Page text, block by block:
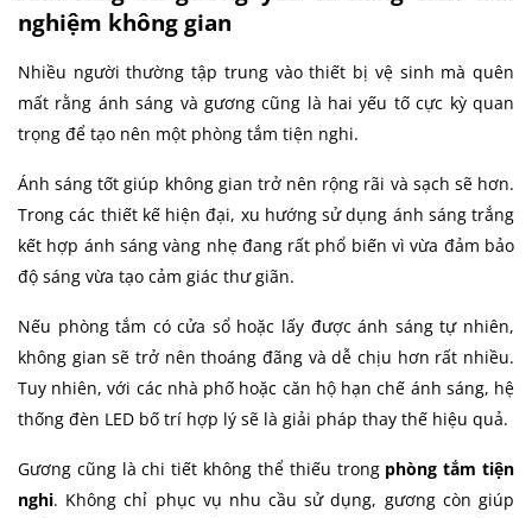
nghiệm không gian
Nhiều người thường tập trung vào thiết bị vệ sinh mà quên
mất rằng ánh sáng và gương cũng là hai yếu tố cực kỳ quan
trọng để tạo nên một phòng tắm tiện nghi.
Ánh sáng tốt giúp không gian trở nên rộng rãi và sạch sẽ hơn.
Trong các thiết kế hiện đại, xu hướng sử dụng ánh sáng trắng
kết hợp ánh sáng vàng nhẹ đang rất phổ biến vì vừa đảm bảo
độ sáng vừa tạo cảm giác thư giãn.
Nếu phòng tắm có cửa sổ hoặc lấy được ánh sáng tự nhiên,
không gian sẽ trở nên thoáng đãng và dễ chịu hơn rất nhiều.
Tuy nhiên, với các nhà phố hoặc căn hộ hạn chế ánh sáng, hệ
thống đèn LED bố trí hợp lý sẽ là giải pháp thay thế hiệu quả.
Gương cũng là chi tiết không thể thiếu trong phòng tắm tiện
nghi. Không chỉ phục vụ nhu cầu sử dụng, gương còn giúp